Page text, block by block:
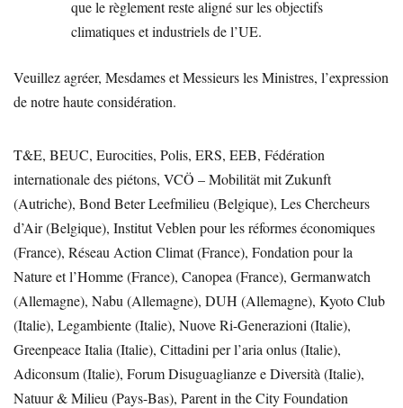
que le règlement reste aligné sur les objectifs
climatiques et industriels de l’UE.
Veuillez agréer, Mesdames et Messieurs les Ministres, l’expression
de notre haute considération.
T&E, BEUC, Eurocities, Polis, ERS, EEB, Fédération
internationale des piétons, VCÖ – Mobilität mit Zukunft
(Autriche), Bond Beter Leefmilieu (Belgique), Les Chercheurs
d’Air (Belgique), Institut Veblen pour les réformes économiques
(France), Réseau Action Climat (France), Fondation pour la
Nature et l’Homme (France), Canopea (France), Germanwatch
(Allemagne), Nabu (Allemagne), DUH (Allemagne), Kyoto Club
(Italie), Legambiente (Italie), Nuove Ri-Generazioni (Italie),
Greenpeace Italia (Italie), Cittadini per l’aria onlus (Italie),
Adiconsum (Italie), Forum Disuguaglianze e Diversità (Italie),
Natuur & Milieu (Pays-Bas), Parent in the City Foundation